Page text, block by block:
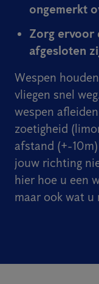
ongemerkt
Zorg ervoor
afgesloten
Wespen
vliegen snel
wespen
zoetigheid
afstand (+-
jouw richting
hier hoe u een
maar ook wat u